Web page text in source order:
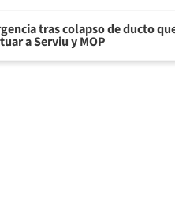
tras colapso de ducto
a Serviu y MOP